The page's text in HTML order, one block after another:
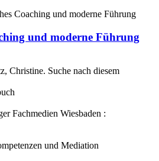
und moderne Führung
Christine. Suche nach diesem
Fachmedien Wiesbaden :